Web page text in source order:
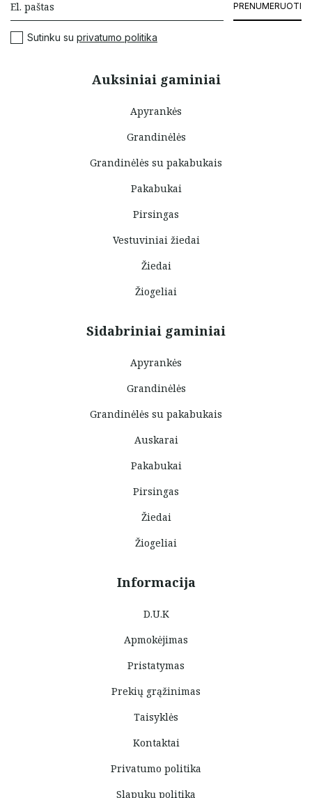
Auksiniai gaminiai
Apyrankės
Grandinėlės
Grandinėlės su pakabukais
Pakabukai
Pirsingas
Vestuviniai žiedai
Žiedai
Žiogeliai
Sidabriniai gaminiai
Apyrankės
Grandinėlės
Grandinėlės su pakabukais
Auskarai
Pakabukai
Pirsingas
Žiedai
Žiogeliai
Informacija
D.U.K
Apmokėjimas
Pristatymas
Prekių grąžinimas
Taisyklės
Kontaktai
Privatumo politika
Slapukų politika
PRENUMERUOTI
Sutinku su privatumo politika